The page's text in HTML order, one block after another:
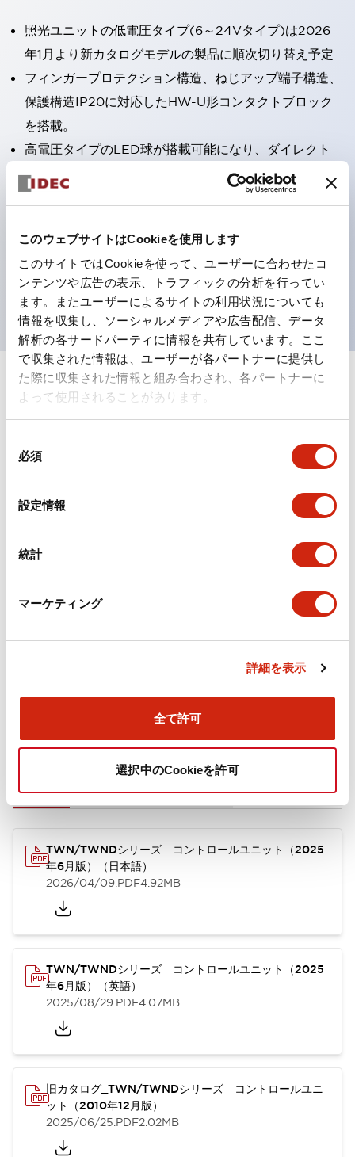
このウェブサイトはCookieを使用します
このサイトではCookieを使って、ユーザーに合わせたコ
ンテンツや広告の表示、トラフィックの分析を行ってい
ます。またユーザーによるサイトの利用状況についても
情報を収集し、ソーシャルメディアや広告配信、データ
解析の各サードパーティに情報を共有しています。ここ
で収集された情報は、ユーザーが各パートナーに提供し
た際に収集された情報と組み合わされ、各パートナーに
よって使用されることがあります。
必須
設定情報
統計
マーケティング
詳細を表示
全て許可
選択中のCookieを許可
照光ユニットの低電圧タイプ(6～24Vタイプ)は2026
年1月より新カタログモデルの製品に順次切り替え予定
フィンガープロテクション構造、ねじアップ端子構造、
保護構造IP20に対応したHW-U形コンタクトブロック
を搭載。
高電圧タイプのLED球が搭載可能になり、ダイレクト
タイプの定格使用電圧が最大240Vまで対応可能になり
ました。
で色ごとに分かれていたLED球を、1色のLED球で各色
を表現できるようにしました。
UL、CSA、TÜV、CCC認証品。
仕様
電気的仕様(照光部定格)
環境仕様
機能仕様
ドキュメントとファイル
TWN/TWNDシリーズ コントロールユニット（2025
年6月版）（日本語）
2026/04/09.PDF4.92MB
TWN/TWNDシリーズ コントロールユニット（2025
年6月版）（英語）
2025/08/29.PDF4.07MB
旧カタログ_TWN/TWNDシリーズ コントロールユニ
ット（2010年12月版）
2025/06/25.PDF2.02MB